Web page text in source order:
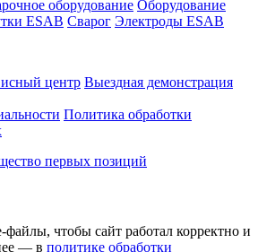
оборудование Оборудование
ESAB Сварог Электроды ESAB
центр Выездная демонстрация
Политика обработки
первых позиций
чтобы сайт работал корректно и
— в политике обработки